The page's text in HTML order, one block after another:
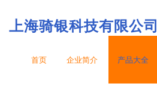
上海骑银科技有限公司
首页 企业简介 产品大全